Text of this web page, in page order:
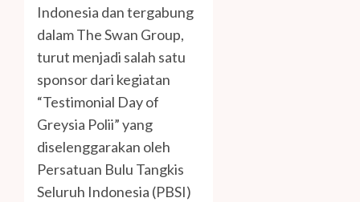
Indonesia dan tergabung
dalam The Swan Group,
turut menjadi salah satu
sponsor dari kegiatan
“Testimonial Day of
Greysia Polii” yang
diselenggarakan oleh
Persatuan Bulu Tangkis
Seluruh Indonesia (PBSI)